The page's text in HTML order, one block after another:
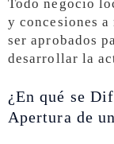
Todo negocio
y concesiones
ser aprobados
desarrollar la
¿En qué se
Apertura de